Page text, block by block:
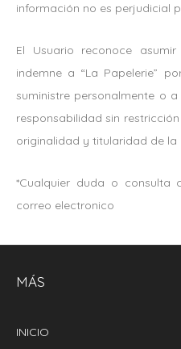
información no es perjudicial
El Usuario reconoce
indemne a “La Papelerie”
suministre personalmente o
responsabilidad sin
originalidad y titularidad de la
*Cualquier duda o consulta
correo electronico
MÁS
INICIO